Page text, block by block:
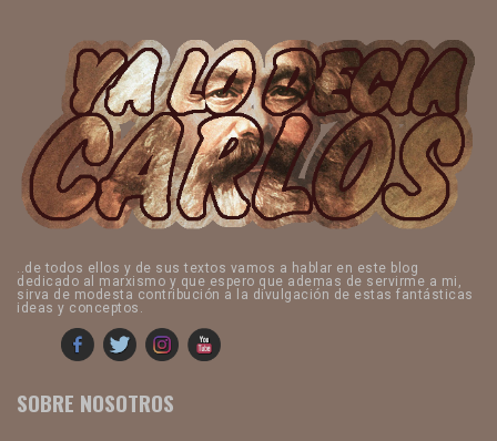
..de todos ellos y de sus textos vamos a hablar en este blog
dedicado al marxismo y que espero que ademas de servirme a mi,
sirva de modesta contribución a la divulgación de estas fantásticas
ideas y conceptos.
SOBRE NOSOTROS